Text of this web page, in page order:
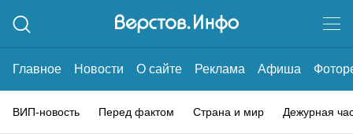
Главное Новости О сайте Реклама Афиша
ВИП-новость Перед фактом Страна и мир Дежурная